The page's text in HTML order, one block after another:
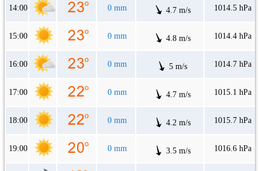
14:00 0 mm 4.7 m/s 1014.5 hPa
15:00 0 mm 4.8 m/s 1014.4 hPa
16:00 0 mm 5 m/s 1014.7 hPa
17:00 0 mm 4.7 m/s 1015.1 hPa
18:00 0 mm 4.2 m/s 1015.7 hPa
19:00 0 mm 3.5 m/s 1016.6 hPa